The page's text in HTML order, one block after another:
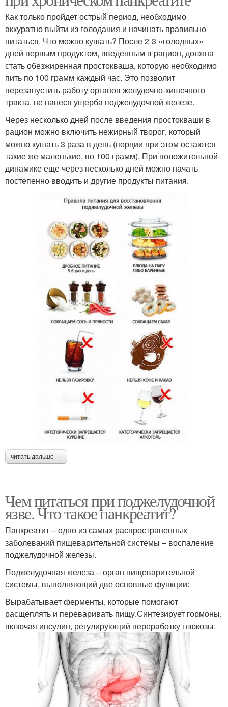
Как только пройдет острый период, необходимо
аккуратно выйти из голодания и начинать правильно
питаться. Что можно кушать? После 2-3 «голодных»
дней первым продуктом, введенным в рацион, должна
стать обезжиренная простокваша, которую необходимо
пить по 100 грамм каждый час. Это позволит
перезапустить работу органов желудочно-кишечного
тракта, не нанеся ущерба поджелудочной железе.
Через несколько дней после введения простокваши в
рацион можно включить нежирный творог, который
можно кушать 3 раза в день (порции при этом остаются
такие же маленькие, по 100 грамм). При положительной
динамике еще через несколько дней можно начать
постепенно вводить и другие продукты питания.
читать дальше →
Чем питаться при поджелудочной
язве. Что такое панкреатит?
Панкреатит – одно из самых распространенных
заболеваний пищеварительной системы – воспаление
поджелудочной железы.
Поджелудочная железа – орган пищеварительной
системы, выполняющий две основные функции:
Вырабатывает ферменты, которые помогают
расщеплять и переваривать пищу.Синтезирует гормоны,
включая инсулин, регулирующий переработку глюкозы.